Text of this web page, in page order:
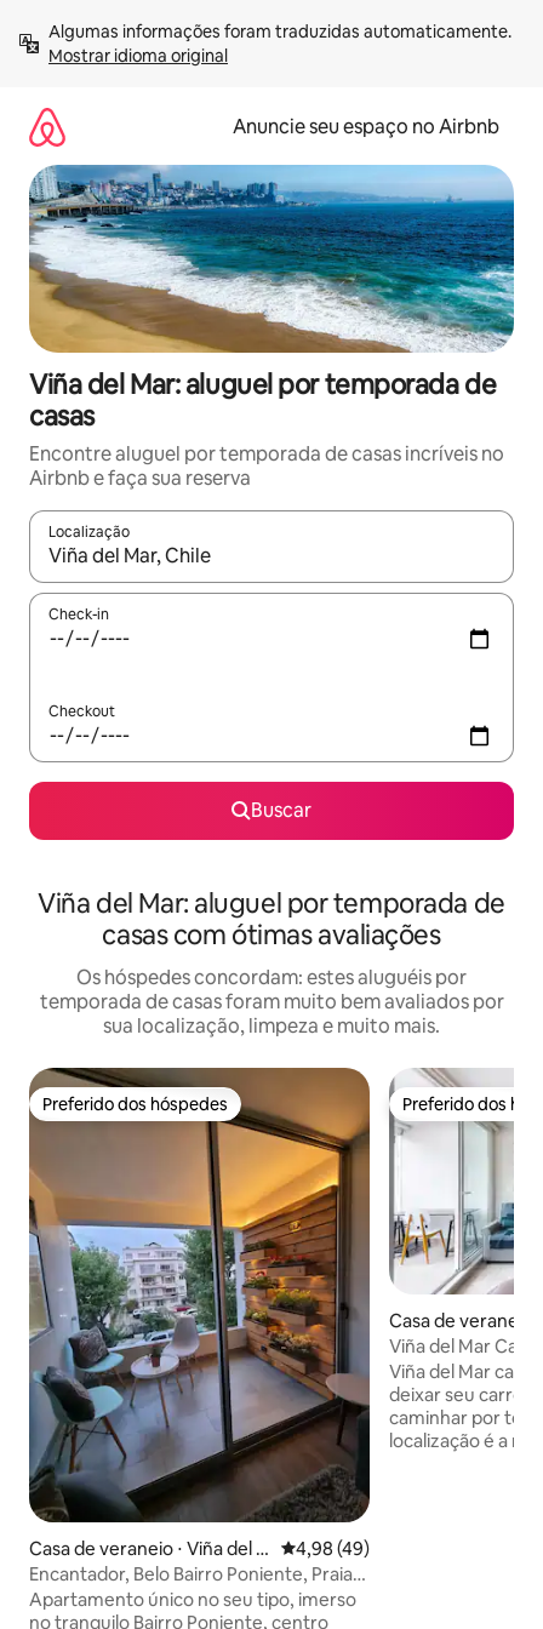
para
Mostrar idioma original
Anuncie seu espaço no Airbnb
Viña del Mar: aluguel por temporada de
casas
Encontre aluguel por temporada de casas incríveis no
Airbnb e faça sua reserva
Localização
Quando os resultados estiverem disponíveis, explore-os
Check-in
Checkout
Buscar
Viña del Mar: aluguel por temporada de
casas com ótimas avaliações
Os hóspedes concordam: estes aluguéis por
temporada de casas foram muito bem avaliados por
sua localização, limpeza e muito mais.
Preferido dos hóspedes
Preferido dos hóspedes
Casa de veraneio ⋅ Viña del M
ar
4,98 de uma avaliação média
4,98 (49)
Encantador, Belo Bairro Poniente, Praia,
Cassino
Apartamento único no seu tipo, imerso
no tranquilo Bairro Poniente, centro
Preferido dos
Preferido dos
Casa de veraneio
ar
Viña del Mar
Viña del Mar
deixar seu carro
caminhar por
localização é a